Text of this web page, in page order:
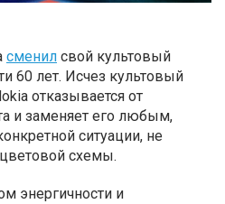
сменил свой культовый
60 лет. Исчез культовый
отказывается от
и заменяет его любым,
ситуации, не
схемы.
энергичности и